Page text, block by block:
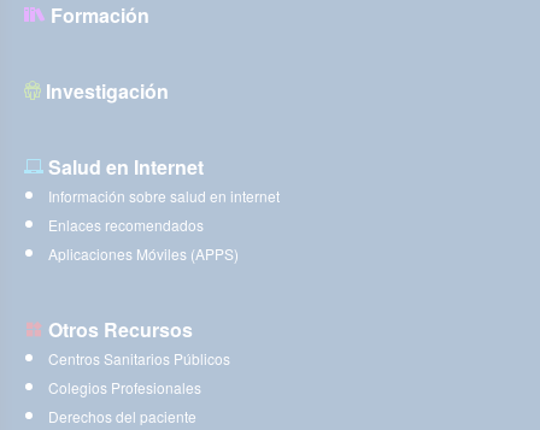
Formación
Investigación
Salud en Internet
Información sobre salud en internet
Enlaces recomendados
Aplicaciones Móviles (APPS)
Otros Recursos
Centros Sanitarios Públicos
Colegios Profesionales
Derechos del paciente